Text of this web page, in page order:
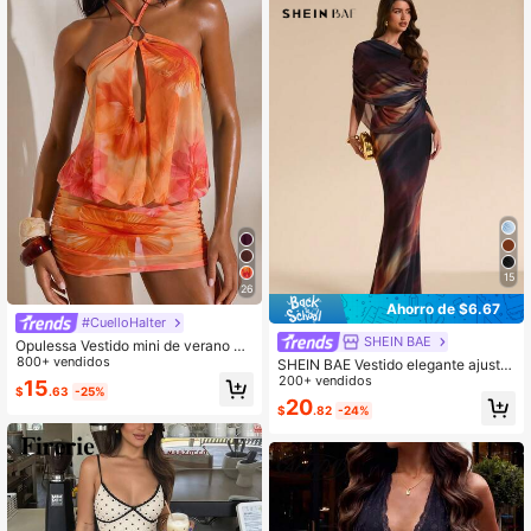
26
#CuelloHalter
Opulessa Vestido mini de verano pa
ra mujer con estampado floral, cuell
o halter y lazo
800+ vendidos
$15.63 -25%
15
Ahorro de $6.67
SHEIN BAE
SHEIN BAE Vestido elegante ajusta
do con drapeado y teñido anudado
en marrón para mujeres, primavera/
verano
200+ vendidos
$20.82 -24%